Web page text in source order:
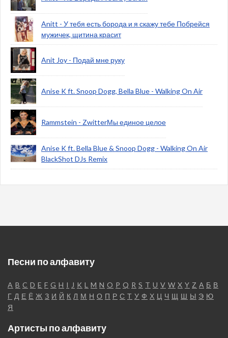
Anitt - У тебя есть борода и я скажу тебе Побрейся
мужичек, щитина красит
Anit Joy - Подай мне руку
Anise K ft. Snoop Dogg, Bella Blue - Walking On Air
Rammstein - ZwitterМы единое целое
Anise K ft. Bella Blue & Snoop Dogg - Walking On Air
BlackShot DJs Remix
Песни по алфавиту
A B C D E F G H I J K L M N O P Q R S T U V W X Y Z А Б В
Г Д Е Ё Ж З И Й К Л М Н О П Р С Т У Ф Х Ц Ч Щ Ш Ы Э Ю
Я
Артисты по алфавиту